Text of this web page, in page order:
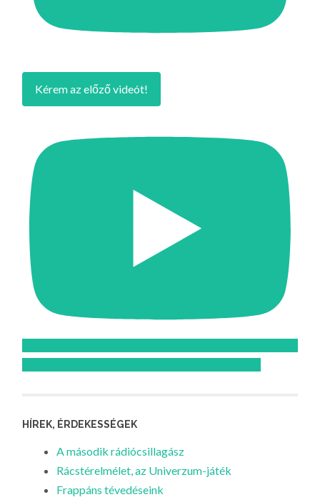
Kérem az előző videót!
HÍREK, ÉRDEKESSÉGEK
A második rádiócsillagász
Rácstérelmélet, az Univerzum-játék
Frappáns tévedéseink